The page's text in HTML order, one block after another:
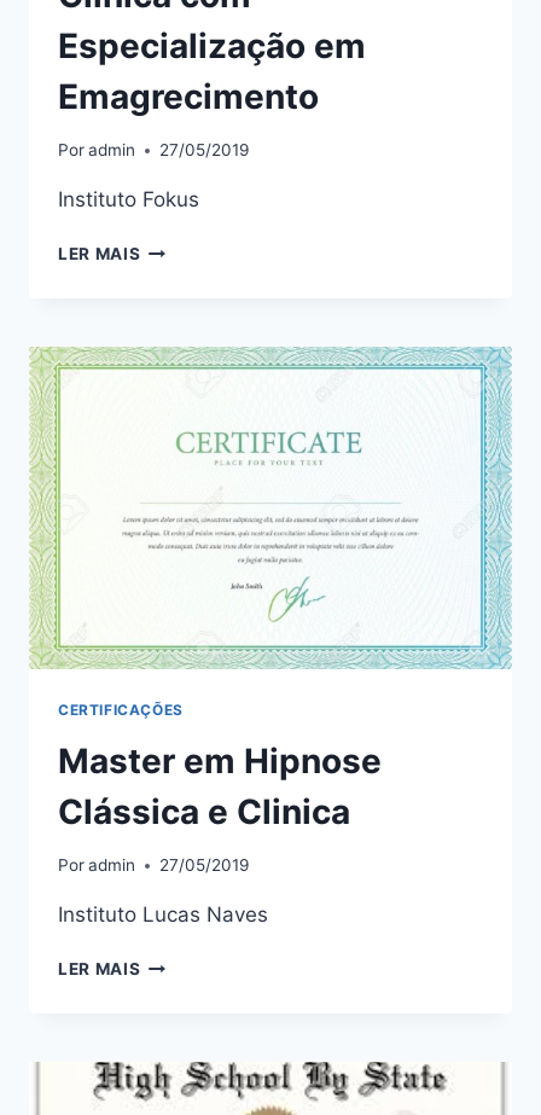
Especialização em
Emagrecimento
Poradmin 27/05/2019
Instituto Fokus
LER MAIS HIPNOSE
COM
ESPECIALIZAÇÃO
CERTIFICAÇÕES
Master em Hipnose
Clássica e Clinica
Poradmin 27/05/2019
Instituto Lucas Naves
LER MAIS MASTER
CLINICA